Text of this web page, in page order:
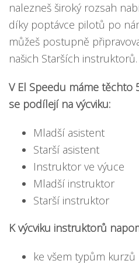
nalezneš široký rozsah
díky poptávce pilotů po
můžeš postupně
našich Starších instruktorů.
V El Speedu máme těchto
se podílejí na výcviku:
Mladší asistent
Starší asistent
Instruktor ve výuce
Mladší instruktor
Starší instruktor
K výcviku instruktorů
ke všem typům